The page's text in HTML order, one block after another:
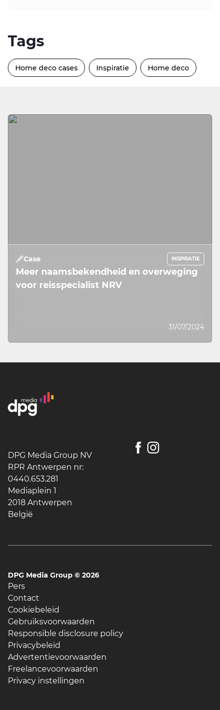
Tags
Home deco cases Inspiratie Home deco
Case INSPIRATIE
Meer naamsbekendheid en overweging
voor reisspecialist NRV
31/07/2024
DPG Media Group NV
RPR Antwerpen nr:
0440.653.281
Mediaplein 1
2018 Antwerpen
België
DPG Media Group © 2026
Pers
Contact
Cookiebeleid
Gebruiksvoorwaarden
Responsible disclosure policy
Privacybeleid
Advertentievoorwaarden
Freelancevoorwaarden
Privacy instellingen